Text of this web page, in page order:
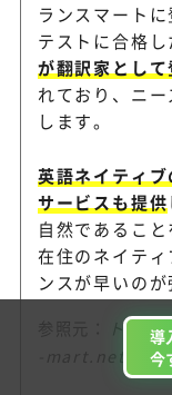
導
今
ランスマート
テストに合格
が翻訳家として
れており、ニ
します。
英語ネイティ
サービスも提供
自然であるこ
在住のネイテ
ンスが早いのが
トラ
-mart.net/